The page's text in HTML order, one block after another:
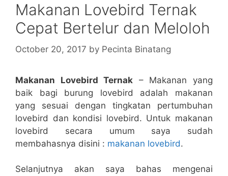
Makanan Lovebird Ternak
Cepat Bertelur dan Meloloh
October 20, 2017 by Pecinta Binatang
Makanan Lovebird Ternak – Makanan yang
baik bagi burung lovebird adalah makanan
yang sesuai dengan tingkatan pertumbuhan
lovebird dan kondisi lovebird. Untuk makanan
lovebird secara umum saya sudah
membahasnya disini : makanan lovebird.
Selanjutnya akan saya bahas mengenai